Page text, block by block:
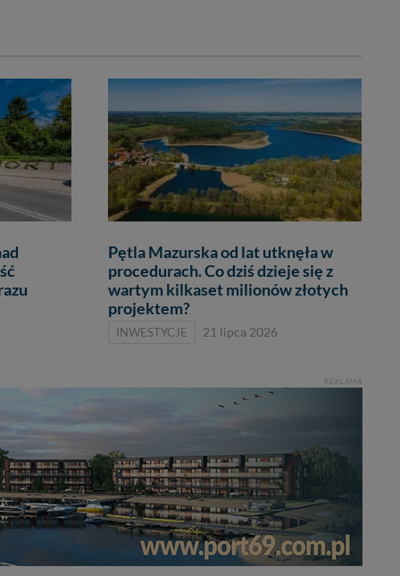
Pętla Mazurska od lat utknęła w
procedurach. Co dziś dzieje się z
wartym kilkaset milionów złotych
projektem?
INWESTYCJE 21 lipca 2026
REKLAMA